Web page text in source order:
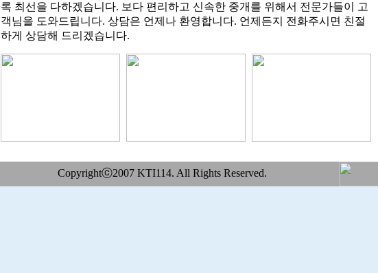
록 최선을 다하겠습니다. 보다 편리하고 신속한 중개를 위해서 전문가들이 고
객님을 도와드립니다. 상담은 언제나 환영합니다. 언제든지 전화주시면 친절
하게 상담해 드리겠습니다.
Copyrightⓒ2007 KTI114. All Rights Reserved.